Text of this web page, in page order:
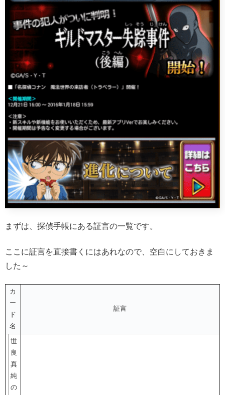
まずは、探偵手帳にある証言の一覧です。
ここに証言を直接書くにはあれなので、空白にしておきま
した～
カ
ー
ド
名
証言
世
良
真
純
の